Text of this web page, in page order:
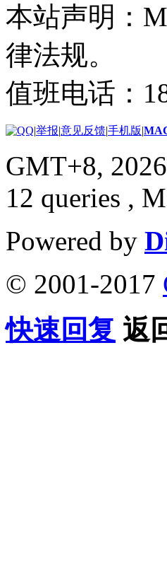
本站声明：
律法规。
值班电话：
|举报|意见反馈|手机版|
GMT+8,
12 queries ,
Powered by
© 2001-2017
快速回复 返